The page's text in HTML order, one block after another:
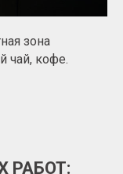
зона
чай, кофе.
РАБОТ: